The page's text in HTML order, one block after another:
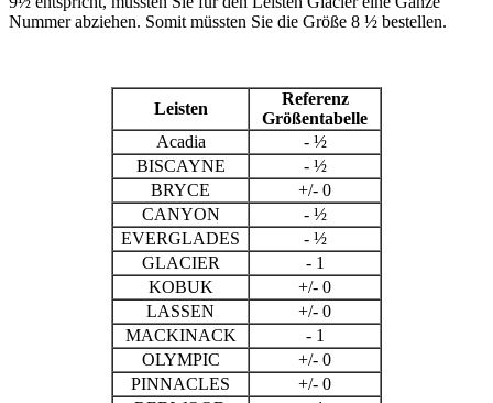
Nummer abziehen. Somit müssten Sie die Größe 8 ½ bestellen.
Leisten
Referenz
Größentabelle
Acadia
- ½
BISCAYNE
- ½
BRYCE
+/- 0
CANYON
- ½
EVERGLADES
- ½
GLACIER
- 1
KOBUK
+/- 0
LASSEN
+/- 0
MACKINACK
- 1
OLYMPIC
+/- 0
PINNACLES
+/- 0